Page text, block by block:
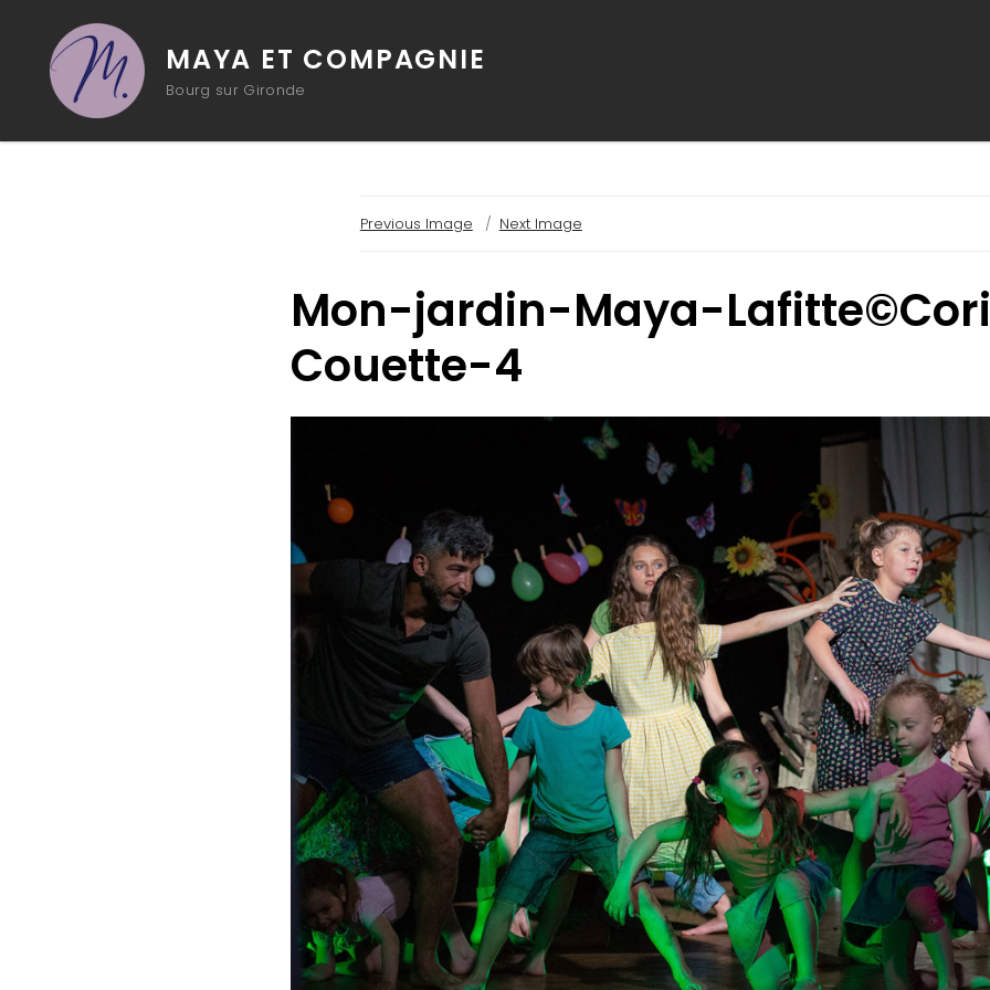
MAYA ET COMPAGNIE
Bourg sur Gironde
Previous Image Next Image
Mon-jardin-Maya-
Couette-4